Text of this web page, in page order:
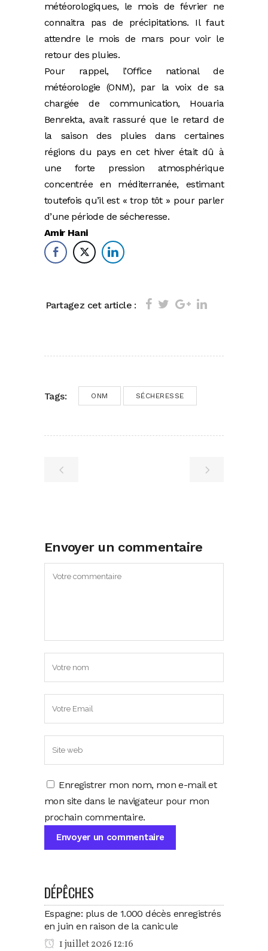
météorologiques, le mois de février ne
connaitra pas de précipitations. Il faut
attendre le mois de mars pour voir le
retour des pluies.
Pour rappel, l’Office national de
météorologie (ONM), par la voix de sa
chargée de communication, Houaria
Benrekta, avait rassuré que le retard de
la saison des pluies dans certaines
régions du pays en cet hiver était dû à
une forte pression atmosphérique
concentrée en méditerranée, estimant
toutefois qu’il est « trop tôt » pour parler
d’une période de sécheresse.
Amir Hani
Partagez cet article :
Tags: ONM SÉCHERESSE
Envoyer un commentaire
Enregistrer mon nom, mon e-mail et
mon site dans le navigateur pour mon
prochain commentaire.
DÉPÊCHES
Espagne: plus de 1.000 décès enregistrés
en juin en raison de la canicule
1 juillet 2026 12:16